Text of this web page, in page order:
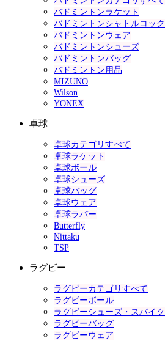
バドミントンラケット
バドミントンシャトルコック
バドミントンウェア
バドミントンシューズ
バドミントンバッグ
バドミントン用品
MIZUNO
Wilson
YONEX
卓球
卓球カテゴリすべて
卓球ラケット
卓球ボール
卓球シューズ
卓球バッグ
卓球ウェア
卓球ラバー
Butterfly
Nittaku
TSP
ラグビー
ラグビーカテゴリすべて
ラグビーボール
ラグビーシューズ・スパイク
ラグビーバッグ
ラグビーウェア